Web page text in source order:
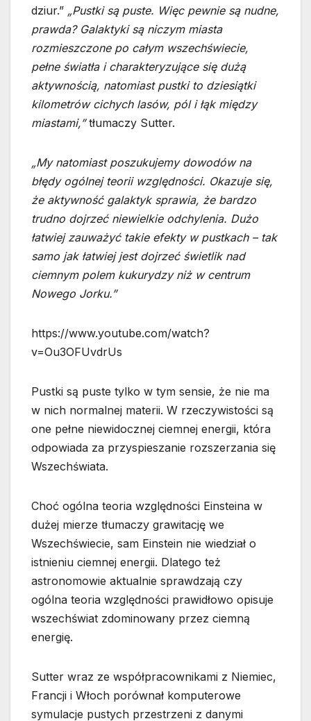
dziur.” „Pustki są puste. Więc pewnie są nudne,
prawda? Galaktyki są niczym miasta
rozmieszczone po całym wszechświecie,
pełne światła i charakteryzujące się dużą
aktywnością, natomiast pustki to dziesiątki
kilometrów cichych lasów, pól i łąk między
miastami,”tłumaczy Sutter.
„My natomiast poszukujemy dowodów na
błędy ogólnej teorii względności. Okazuje się,
że aktywność galaktyk sprawia, że bardzo
trudno dojrzeć niewielkie odchylenia. Dużo
łatwiej zauważyć takie efekty w pustkach – tak
samo jak łatwiej jest dojrzeć świetlik nad
ciemnym polem kukurydzy niż w centrum
Nowego Jorku.”
https://www.youtube.com/watch?
v=Ou3OFUvdrUs
Pustki są puste tylko w tym sensie, że nie ma
w nich normalnej materii. W rzeczywistości są
one pełne niewidocznej ciemnej energii, która
odpowiada za przyspieszanie rozszerzania się
Wszechświata.
Choć ogólna teoria względności Einsteina w
dużej mierze tłumaczy grawitację we
Wszechświecie, sam Einstein nie wiedział o
istnieniu ciemnej energii. Dlatego też
astronomowie aktualnie sprawdzają czy
ogólna teoria względności prawidłowo opisuje
wszechświat zdominowany przez ciemną
energię.
Sutter wraz ze współpracownikami z Niemiec,
Francji i Włoch porównał komputerowe
symulacje pustych przestrzeni z danymi